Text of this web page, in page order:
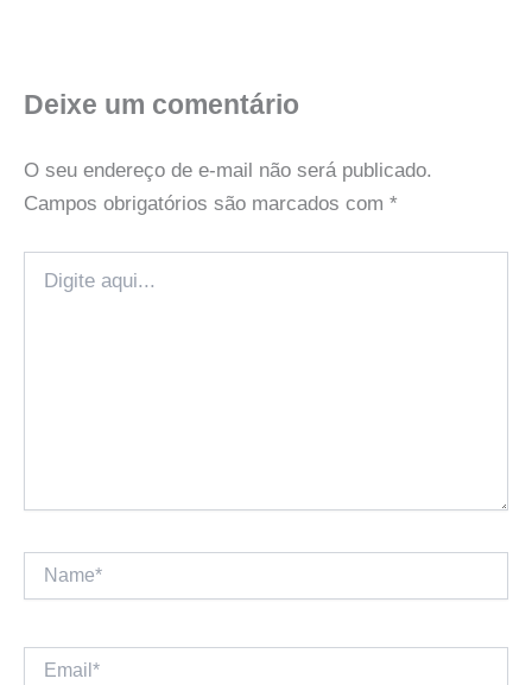
Deixe um comentário
O seu endereço de e-mail não será publicado.
Campos obrigatórios são marcados com *
aqui...
Name*